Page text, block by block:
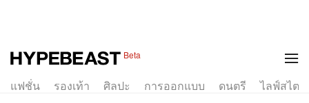
Beta
แฟชั่น รองเท้า ศิลปะ การออกแบบ ดนตรี ไลฟ์สไตล์